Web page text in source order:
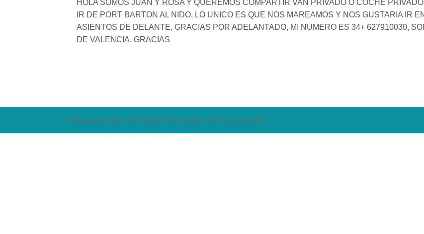
HOLA SOMOS JUAN Y ROSA Y QUEREMOS COMPARTIR VAN PRIVADO O COCHE
IR DE PORT BARTON AL NIDO, LO UNICO ES QUE NOS MAREAMOS Y NOS GUSTARIA IR
ASIENTOS DE DELANTE, GRACIAS POR ADELANTADO, MI NUMERO ES 34+ 627910030,
DE VALENCIA, GRACIAS
Filipinapp y Viajar por Filipinas son, ambas, marcas registradas.